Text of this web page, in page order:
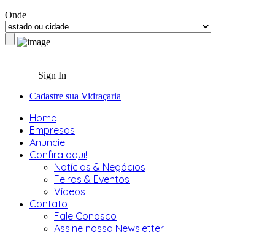
Onde
Sign In
Cadastre sua Vidraçaria
Home
Empresas
Anuncie
Confira aqui!
Notícias & Negócios
Feiras & Eventos
Vídeos
Contato
Fale Conosco
Assine nossa Newsletter